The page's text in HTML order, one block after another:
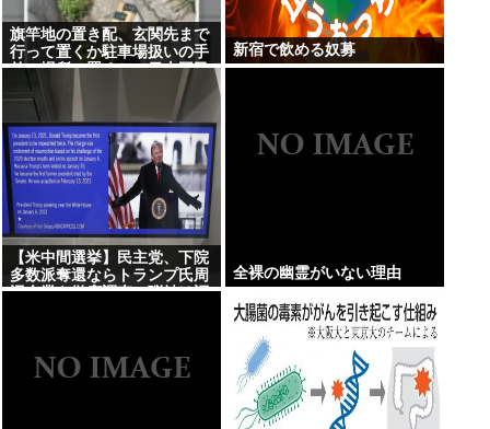
旗竿地の置き配、玄関先まで
行って置くか駐車場扱いの手
前の場所に置くかで日本国民
が激論…
新宿で飲める奴募
【米中間選挙】民主党、下院
多数派奪還ならトランプ氏周
辺企業を徹底調査…弾劾は証
全裸の幽霊がいない理由